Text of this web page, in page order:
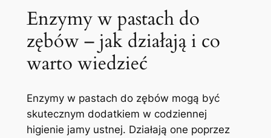
Enzymy w pastach do
zębów – jak działają i co
warto wiedzieć
Enzymy w pastach do zębów mogą być
skutecznym dodatkiem w codziennej
higienie jamy‌ ustnej. Działają⁤ one ‌poprzez